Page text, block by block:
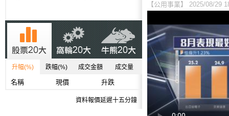
升幅(%) 跌幅(%) 成交金額 成交量
名稱 現價 升跌
資料報價延遲十五分鐘
【公用事業】 2025/08/29